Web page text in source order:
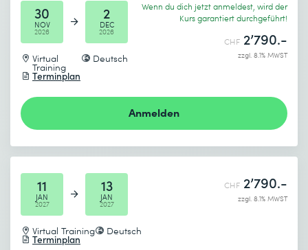
30
NOV
2026
2
DEC
2026
Virtual
Training
Deutsch
Terminplan
Wenn du dich jetzt anmeldest, wird der
Kurs garantiert durchgeführt!
CHF 2’790.-
zzgl. 8.1% MWST
Anmelden
11
JAN
2027
13
JAN
2027
Virtual Training Deutsch
Terminplan
CHF 2’790.-
zzgl. 8.1% MWST